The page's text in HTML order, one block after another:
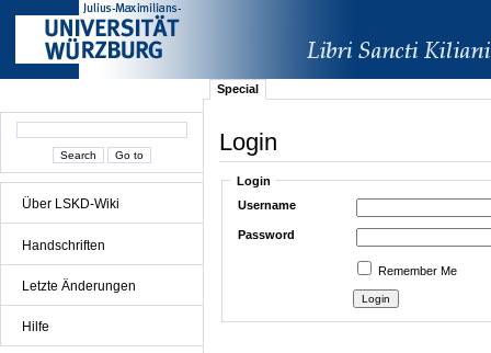
Über LSKD-Wiki
Handschriften
Letzte Änderungen
Hilfe
Special
Login
Login
Username
Password
Remember Me